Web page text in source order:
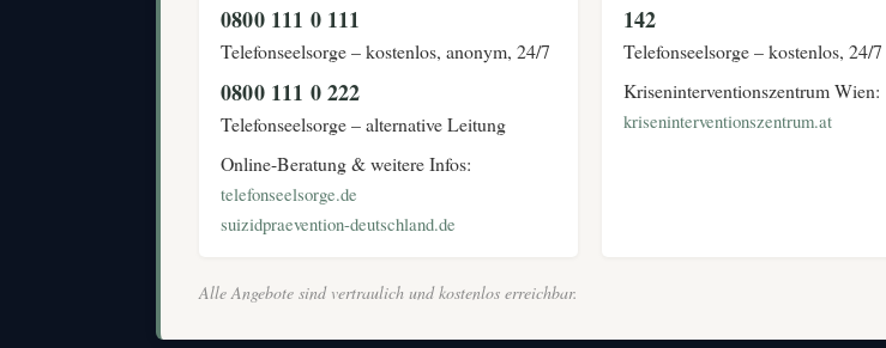
0800 111 0 111
Telefonseelsorge – kostenlos, anonym, 24/7
0800 111 0 222
Telefonseelsorge – alternative Leitung
Online-Beratung & weitere Infos:
telefonseelsorge.de
suizidpraevention-deutschland.de
142
Telefonseelsorge – kostenlos, 24/7
Kriseninterventionszentrum Wien:
kriseninterventionszentrum.at
Alle Angebote sind vertraulich und kostenlos erreichbar.